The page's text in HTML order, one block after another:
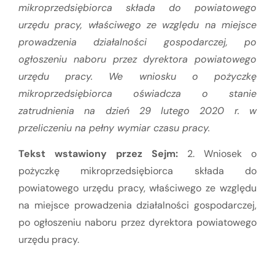
mikroprzedsiębiorca składa do powiatowego
urzędu pracy, właściwego ze względu na miejsce
prowadzenia działalności gospodarczej, po
ogłoszeniu naboru przez dyrektora powiatowego
urzędu pracy. We wniosku o pożyczkę
mikroprzedsiębiorca oświadcza o stanie
zatrudnienia na dzień 29 lutego 2020 r. w
przeliczeniu na pełny wymiar czasu pracy.
Tekst wstawiony przez Sejm: 2. Wniosek o
pożyczkę mikroprzedsiębiorca składa do
powiatowego urzędu pracy, właściwego ze względu
na miejsce prowadzenia działalności gospodarczej,
po ogłoszeniu naboru przez dyrektora powiatowego
urzędu pracy.